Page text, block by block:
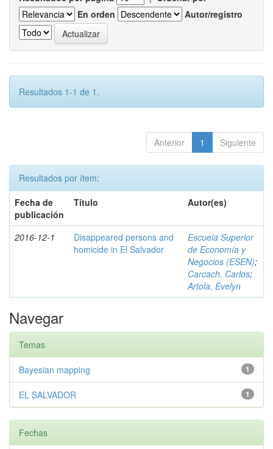
En orden
Autor/registro
Resultados 1-1 de 1.
Anterior 1 Siguiente
Resultados por ítem:
Fecha de
publicación
Título Autor(es)
2016-12-1
Disappeared persons and
homicide in El Salvador
Escuela Superior
de Economía y
Negocios (ESEN);
Carcach, Carlos;
Artola, Evelyn
Navegar
Temas
1
Bayesian mapping
1
EL SALVADOR
Fechas